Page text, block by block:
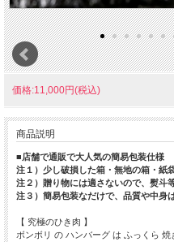
価格:11,000円(税込)
商品説明
■店舗で通販で大人気の簡易包装仕様
注１）少し破損した箱・無地の箱・紙
注２）贈り物には適さないので、熨斗
注３）簡易包装なだけで、品質や中身
【 究極のひき肉 】
ボンボリ の ハンバーグ は ふっくら